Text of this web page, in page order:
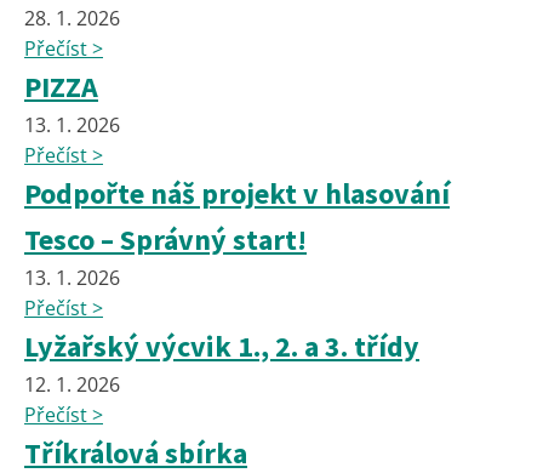
28. 1. 2026
Přečíst >
PIZZA
13. 1. 2026
Přečíst >
Podpořte náš projekt v hlasování
Tesco – Správný start!
13. 1. 2026
Přečíst >
Lyžařský výcvik 1., 2. a 3. třídy
12. 1. 2026
Přečíst >
Tříkrálová sbírka